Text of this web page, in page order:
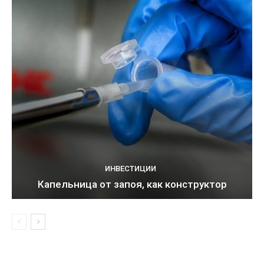
ИНВЕСТИЦИИ
Капельница от запоя, как конструктор